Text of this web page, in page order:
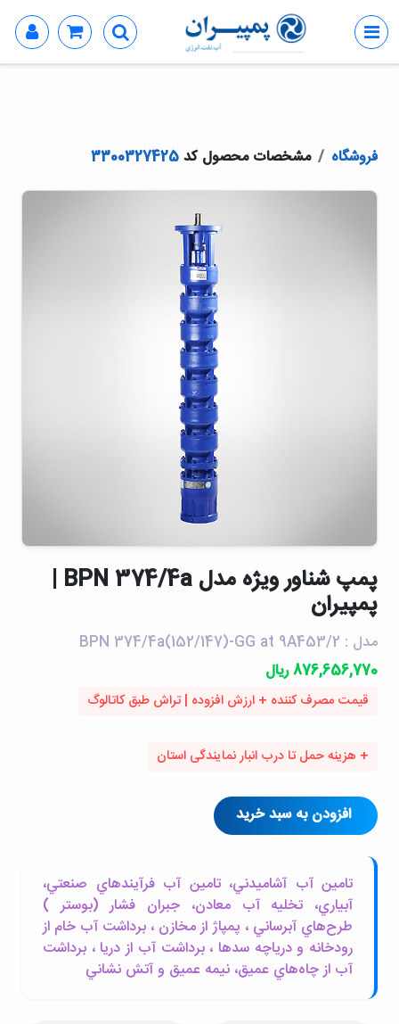
فروشگاه مشخصات محصول کد3300327425
پمپ شناور ويژه مدل BPN 374/4a |
پمپیران
مدل : BPN 374/4a(152/147)-GG at 9A453/2
876,656,770 ریال
قیمت مصرف کننده + ارزش افزوده | تراش طبق کاتالوگ
+ هزینه حمل تا درب انبار نمایندگی استان
افزودن به سبد خرید
تامين آب آشاميدني، تامين آب فرآيندهاي صنعتي،
آبياري، تخليه آب معادن، جبران فشار (بوستر )
طرح‌هاي آبرساني ، پمپاژ از مخازن ، برداشت آب خام از
رودخانه و درياچه سدها ، برداشت آب از دريا ، برداشت
آب از چاه‌هاي عميق، نيمه عميق و آتش نشاني